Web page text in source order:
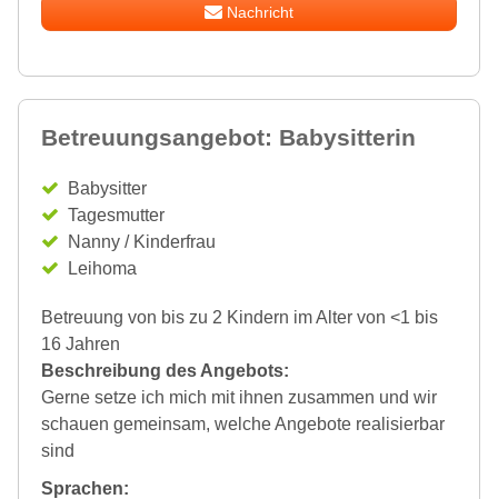
Nachricht
Betreuungsangebot: Babysitterin
Babysitter
Tagesmutter
Nanny / Kinderfrau
Leihoma
Betreuung von bis zu 2 Kindern im Alter von <1 bis
16 Jahren
Beschreibung des Angebots:
Gerne setze ich mich mit ihnen zusammen und wir
schauen gemeinsam, welche Angebote realisierbar
sind
Sprachen: